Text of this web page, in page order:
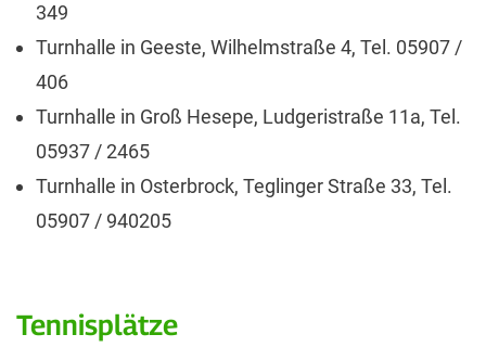
349
Turnhalle in Geeste, Wilhelmstraße 4, Tel. 05907 /
406
Turnhalle in Groß Hesepe, Ludgeristraße 11a, Tel.
05937 / 2465
Turnhalle in Osterbrock, Teglinger Straße 33, Tel.
05907 / 940205
Tennisplätze